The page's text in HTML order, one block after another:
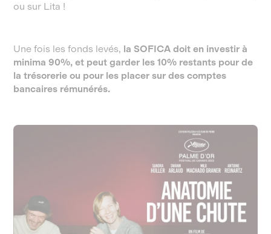
ou sur Lita !
Une fois les fonds levés, la SOFICA doit en investir à
minima 90%, et peut garder les 10% restants pour de
la trésorerie ou pour les placer sur des comptes
bancaires rémunérés.